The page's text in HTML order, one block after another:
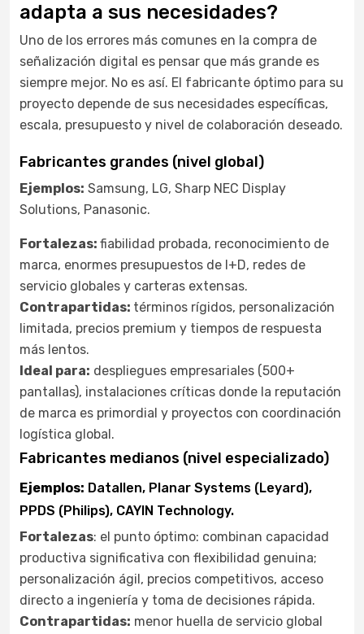
adapta a sus necesidades?
Uno de los errores más comunes en la compra de
señalización digital es pensar que más grande es
siempre mejor. No es así. El fabricante óptimo para su
proyecto depende de sus necesidades específicas,
escala, presupuesto y nivel de colaboración deseado.
Fabricantes grandes (nivel global)
Ejemplos: Samsung, LG, Sharp NEC Display
Solutions, Panasonic.
Fortalezas: fiabilidad probada, reconocimiento de
marca, enormes presupuestos de I+D, redes de
servicio globales y carteras extensas.
Contrapartidas: términos rígidos, personalización
limitada, precios premium y tiempos de respuesta
más lentos.
Ideal para: despliegues empresariales (500+
pantallas), instalaciones críticas donde la reputación
de marca es primordial y proyectos con coordinación
logística global.
Fabricantes medianos (nivel especializado)
Ejemplos: Datallen, Planar Systems (Leyard),
PPDS (Philips), CAYIN Technology.
Fortalezas: el punto óptimo: combinan capacidad
productiva significativa con flexibilidad genuina;
personalización ágil, precios competitivos, acceso
directo a ingeniería y toma de decisiones rápida.
Contrapartidas: menor huella de servicio global